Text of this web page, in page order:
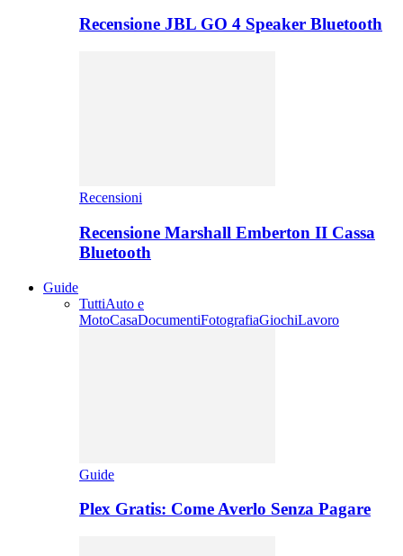
Recensione JBL GO 4 Speaker Bluetooth
Recensioni
Recensione Marshall Emberton II Cassa
Bluetooth
Guide
TuttiAuto e
MotoCasaDocumentiFotografiaGiochiLavoro
Guide
Plex Gratis: Come Averlo Senza Pagare